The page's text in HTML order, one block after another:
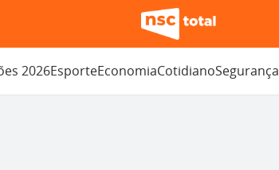
2026EsporteEconomiaCotidianoSegurança